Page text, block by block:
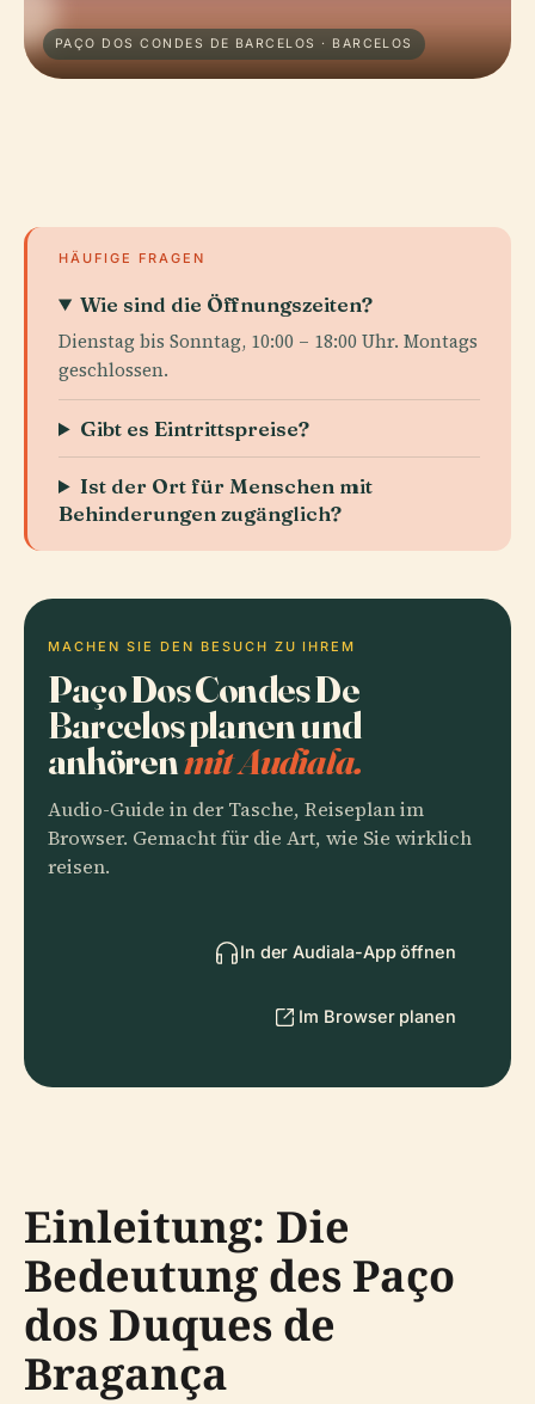
PAÇO DOS CONDES DE BARCELOS · BARCELOS
HÄUFIGE FRAGEN
Wie sind die Öffnungszeiten?
Dienstag bis Sonntag, 10:00 – 18:00 Uhr. Montags
geschlossen.
Gibt es Eintrittspreise?
Ist der Ort für Menschen mit
Behinderungen zugänglich?
MACHEN SIE DEN BESUCH ZU IHREM
Paço Dos Condes De
Barcelos planen und
anhörenmit Audiala.
Audio-Guide in der Tasche, Reiseplan im
Browser. Gemacht für die Art, wie Sie wirklich
reisen.
In der Audiala-App öffnen
Im Browser planen
Einleitung: Die
Bedeutung des Paço
dos Duques de
Bragança